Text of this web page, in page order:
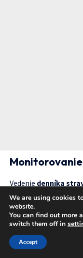
Vedenie denníka
optimálne
Zaznamenávajte:
• Čas užitia a dávku
• Typ a množstvo jedla
• Úroveň energie a
We are using cookies
website.
You can find out more
switch them off in
Accept